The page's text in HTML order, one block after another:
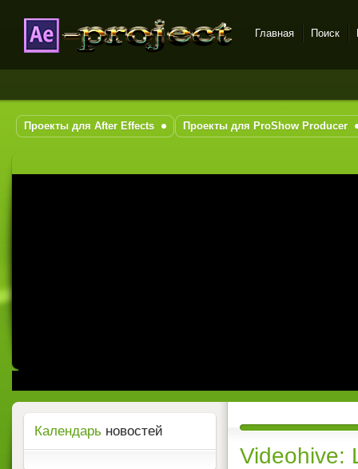
Главная Поиск
Проекты для After Effects Проекты для ProShow Producer
Videohive:
Календарь новостей